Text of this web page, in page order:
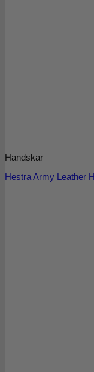
Handskar
Hestra Army Leather